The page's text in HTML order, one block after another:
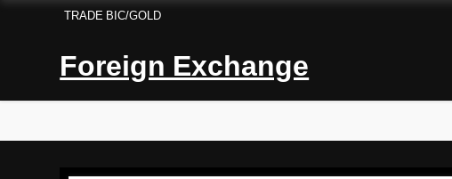
TRADE BIC/GOLD
Foreign Exchange